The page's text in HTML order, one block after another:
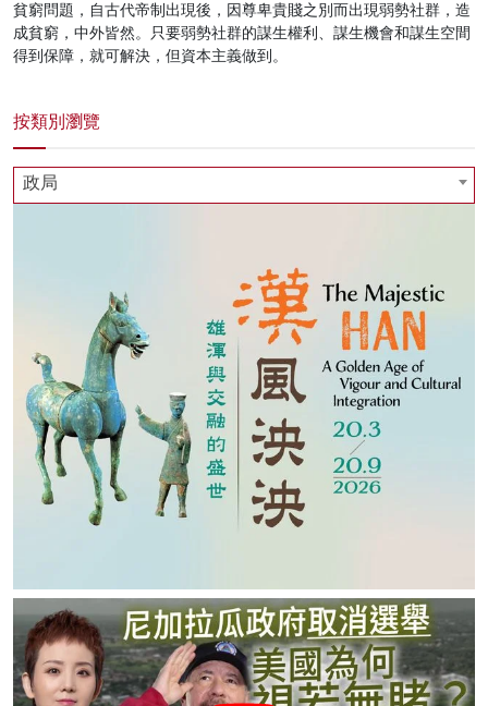
貧窮問題，自古代帝制出現後，因尊卑貴賤之別而出現弱勢社群，造
成貧窮，中外皆然。只要弱勢社群的謀生權利、謀生機會和謀生空間
得到保障，就可解決，但資本主義做到。
按類別瀏覽
政局